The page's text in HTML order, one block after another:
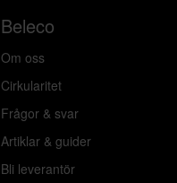
Beleco
Om oss
Cirkularitet
Frågor & svar
Artiklar & guider
Bli leverantör